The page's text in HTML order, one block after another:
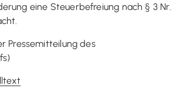
eine Steuerbefreiung nach § 3 Nr.
Pressemitteilung des